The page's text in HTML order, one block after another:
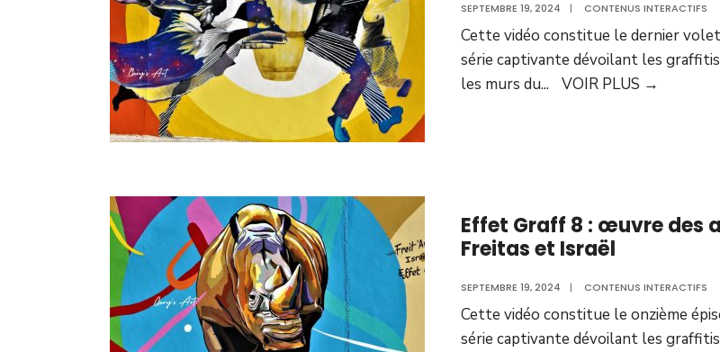
SEPTEMBRE 19, 2024 | CONTENUS INTERACTIFS
Cette vidéo constitue le dernier volet
série captivante dévoilant les
les murs du... VOIR PLUS →
Effet Graff 8 : œuvre des
Freitas et Israël
SEPTEMBRE 19, 2024 | CONTENUS INTERACTIFS
Cette vidéo constitue le onzième
série captivante dévoilant les